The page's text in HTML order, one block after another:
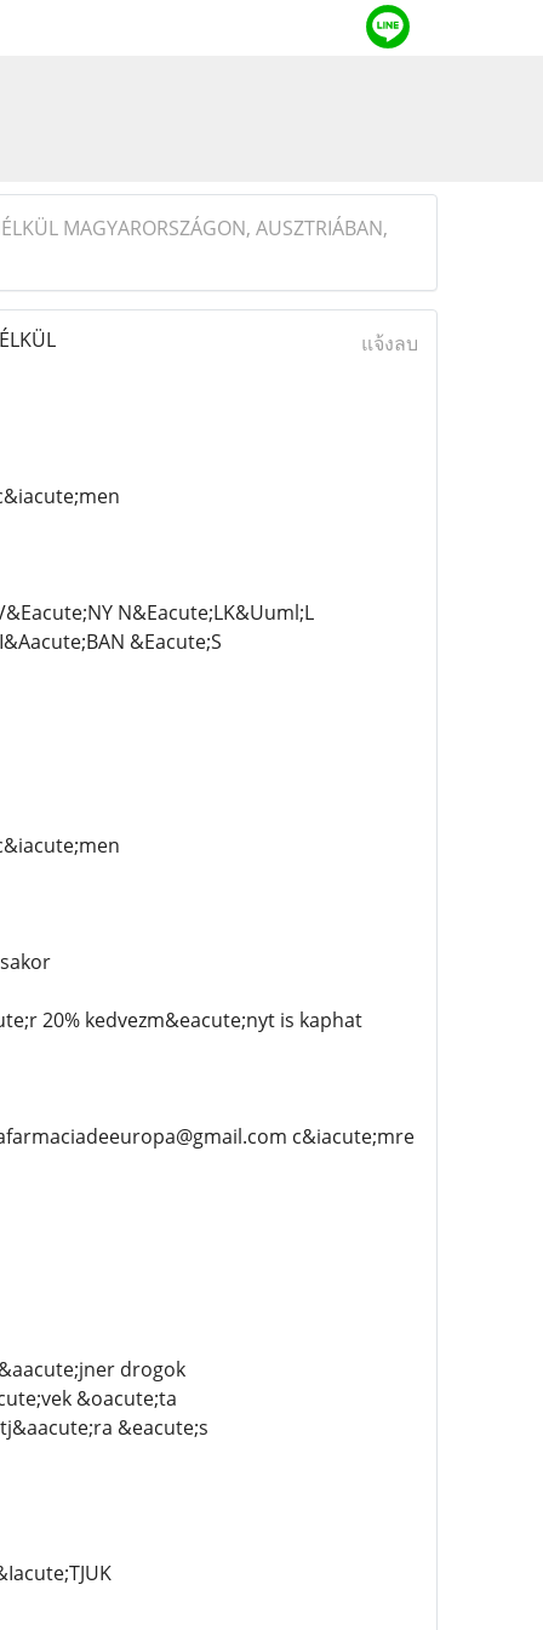
MAGYARORSZÁGON, AUSZTRIÁBAN,
แจ้งลบ
N&Eacute;LK&Uuml;L
&Eacute;S
20% kedvezm&eacute;nyt is kaphat
c&iacute;mre
drogok
&oacute;ta
&eacute;s